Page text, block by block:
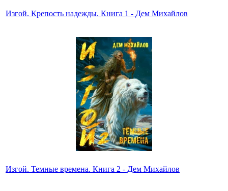
Изгой. Крепость надежды. Книга 1 - Дем Михайлов
Изгой. Темные времена. Книга 2 - Дем Михайлов